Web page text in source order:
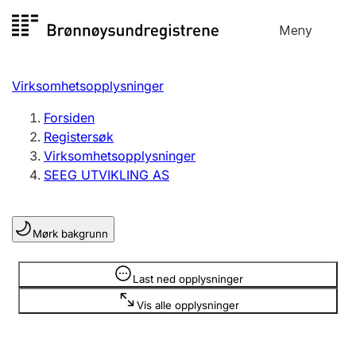
til
Meny
Registersøk
Aksjeselskap
Enkeltpersonforetak
Registrere, endre, slette
Lag og forening
Registrere, endre, slette
Virksomhetsopplysninger
Forsiden
Registersøk
Virksomhetsopplysninger
SEEG UTVIKLING AS
Mørk bakgrunn
Last ned opplysninger
Vis alle opplysninger
Opplysninger er skjult